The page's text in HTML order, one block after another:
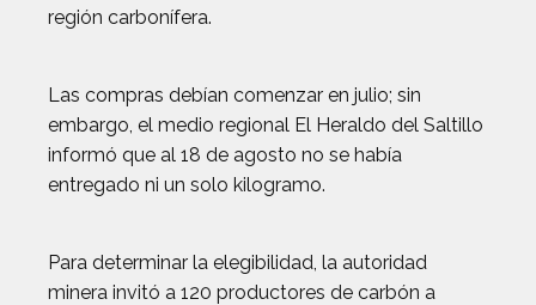
región carbonífera.
Las compras debían comenzar en julio; sin
embargo, el medio regional El Heraldo del Saltillo
informó que al 18 de agosto no se había
entregado ni un solo kilogramo.
Para determinar la elegibilidad, la autoridad
minera invitó a 120 productores de carbón a